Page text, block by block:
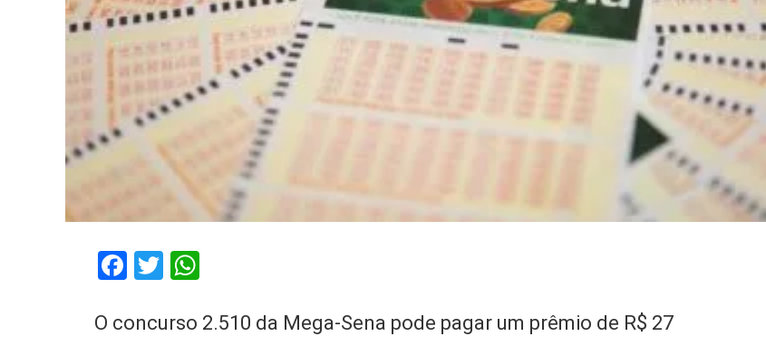
Facebook
Twitter
O concurso 2.510 da Mega-Sena pode pagar um prêmio de R$ 27